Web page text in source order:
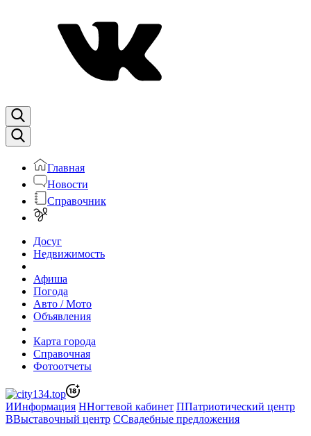
Главная
Новости
Справочник
Досуг
Недвижимость
Афиша
Погода
Авто / Мото
Объявления
Карта города
Справочная
Фотоотчеты
ИИнформация ННогтевой кабинет ППатриотический центр
ВВыставочный центр ССвадебные предложения